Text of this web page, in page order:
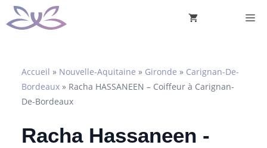
Aller
au
Accueil » Nouvelle-Aquitaine » Gironde » Carignan-De-
Bordeaux » Racha HASSANEEN – Coiffeur à Carignan-
De-Bordeaux
Racha Hassaneen -